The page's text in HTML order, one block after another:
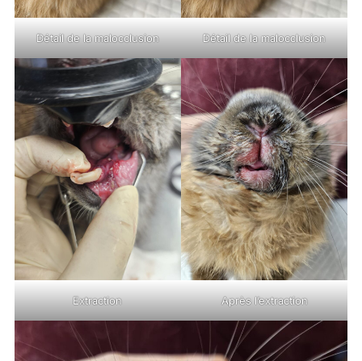
Détail de la malocclusion Détail de la malocclusion
Extraction Après l’extraction